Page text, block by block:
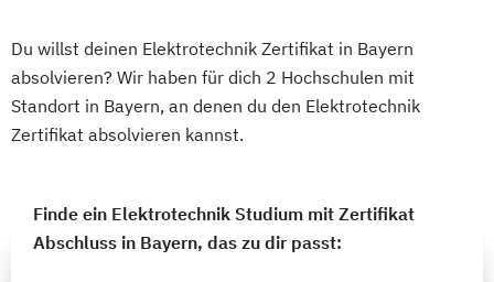
Du willst deinen Elektrotechnik Zertifikat in Bayern
absolvieren? Wir haben für dich 2 Hochschulen mit
Standort in Bayern, an denen du den Elektrotechnik
Zertifikat absolvieren kannst.
Finde ein Elektrotechnik Studium mit Zertifikat
Abschluss in Bayern, das zu dir passt: